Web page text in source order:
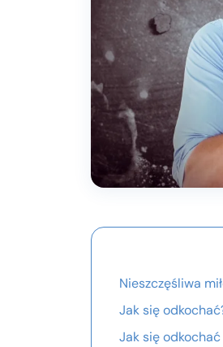
Nieszczęśliwa
Jak się
Jak się